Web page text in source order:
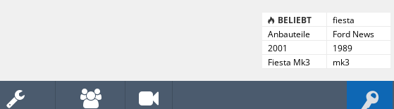
BELIEBT
fiesta
Anbauteile
Archiv
Ford News
2001
1989
Fiesta Mk3
mk3